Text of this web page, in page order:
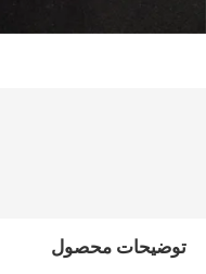
توضیحات محصول